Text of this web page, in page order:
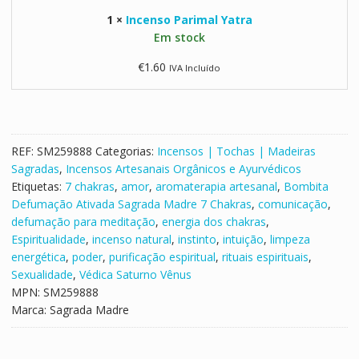
a
d
e
7
a
k
r
a
s
o
u
i
C
a
o
P
r
i
Y
a
t
r
a
1 × Incenso Parimal Yatra
Em stock
€1.60 IVA Incluído
REF: SM259888 Categorias: Incensos | Tochas | Madeiras
Sagradas, Incensos Artesanais Orgânicos e Ayurvédicos
Etiquetas: 7 chakras, amor, aromaterapia artesanal, Bombita
Defumação Ativada Sagrada Madre 7 Chakras, comunicação,
defumação para meditação, energia dos chakras,
Espiritualidade, incenso natural, instinto, intuição, limpeza
energética, poder, purificação espiritual, rituais espirituais,
Sexualidade, Védica Saturno Vênus
MPN: SM259888
Marca: Sagrada Madre